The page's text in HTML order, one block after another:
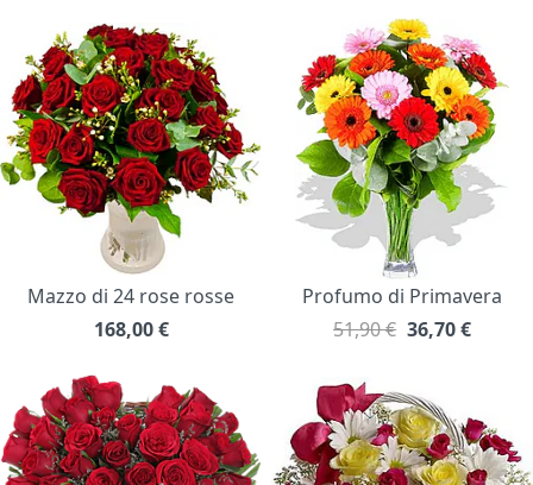
Mazzo di 24 rose rosse
168,00 €
Profumo di Primavera
51,90 € 36,70€